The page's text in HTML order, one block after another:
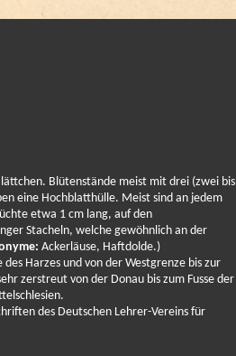
Blütenstände meist mit drei (zwei bis
eine Hochblatthülle. Meist sind an jedem
etwa 1 cm lang, auf den
Stacheln, welche gewöhnlich an der
Ackerläuse, Haftdolde.)
Harzes und von der Westgrenze bis zur
zerstreut von der Donau bis zum Fusse der
des Deutschen Lehrer-Vereins für